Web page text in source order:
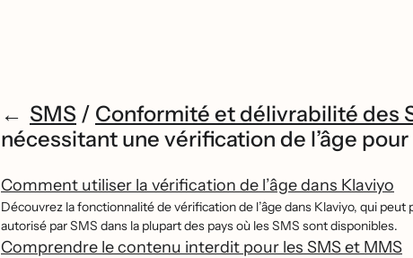
SMS / Conformité et délivrabilité des
nécessitant une vérification de l’âge pour
Comment utiliser la vérification de l’âge dans Klaviyo
Découvrez la fonctionnalité de vérification de l’âge dans Klaviyo, qui
autorisé par SMS dans la plupart des pays où les SMS sont disponibles.
Comprendre le contenu interdit pour les SMS et MMS